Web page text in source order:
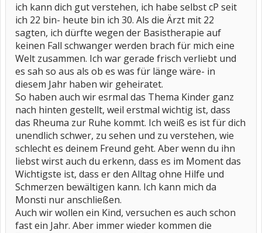
ich kann dich gut verstehen, ich habe selbst cP seit
ich 22 bin- heute bin ich 30. Als die Ärzt mit 22
sagten, ich dürfte wegen der Basistherapie auf
keinen Fall schwanger werden brach für mich eine
Welt zusammen. Ich war gerade frisch verliebt und
es sah so aus als ob es was für länge wäre- in
diesem Jahr haben wir geheiratet.
So haben auch wir esrmal das Thema Kinder ganz
nach hinten gestellt, weil erstmal wichtig ist, dass
das Rheuma zur Ruhe kommt. Ich weiß es ist für dich
unendlich schwer, zu sehen und zu verstehen, wie
schlecht es deinem Freund geht. Aber wenn du ihn
liebst wirst auch du erkenn, dass es im Moment das
Wichtigste ist, dass er den Alltag ohne Hilfe und
Schmerzen bewältigen kann. Ich kann mich da
Monsti nur anschließen.
Auch wir wollen ein Kind, versuchen es auch schon
fast ein Jahr. Aber immer wieder kommen die